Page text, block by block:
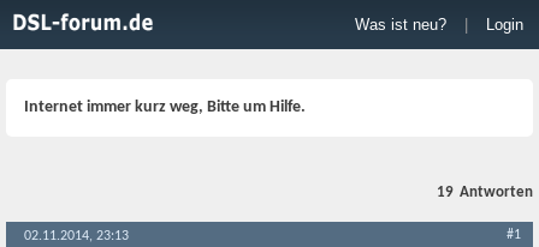
Was ist neu? Login
Internet immer kurz weg, Bitte um Hilfe.
19 Antworten
02.11.2014, 23:13 #1